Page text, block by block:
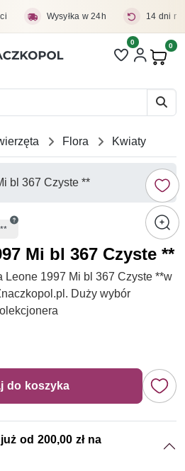
Wysyłka w 24h 14 dni
Liczba pozycji
0 0
Flora Kwiaty
Mi bl 367 Czyste **
Leone 1997 Mi bl 367 Czyste **w
Duży wybór
do koszyka
od 200,00 zł na